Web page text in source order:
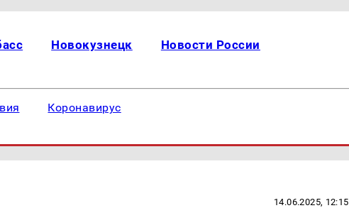
Новокузнецк Новости России
Коронавирус
14.06.2025, 12:15